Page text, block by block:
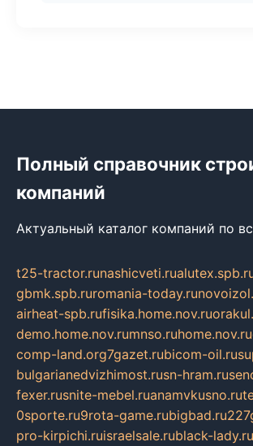
Полный справочник
компаний
Актуальный каталог компаний по
t25-tractor.runashicveti.ru
gbmk.spb.ruromania-today.ru
airheat-spb.rufisika.home.nov.ru
demo.home.nov.rumnso.ruhome.nov.ru
comp-land.org7gazet.rubicom-oil.ru
bulgarianedvizhimost.rusn-hram.ru
fexer.rusnite-mebel.ruanamvkusno.ru
0sporte.ru9rota-game.rubigbad.ru
pro-kirpichi.ruisraelsale.rublack-lady.ru